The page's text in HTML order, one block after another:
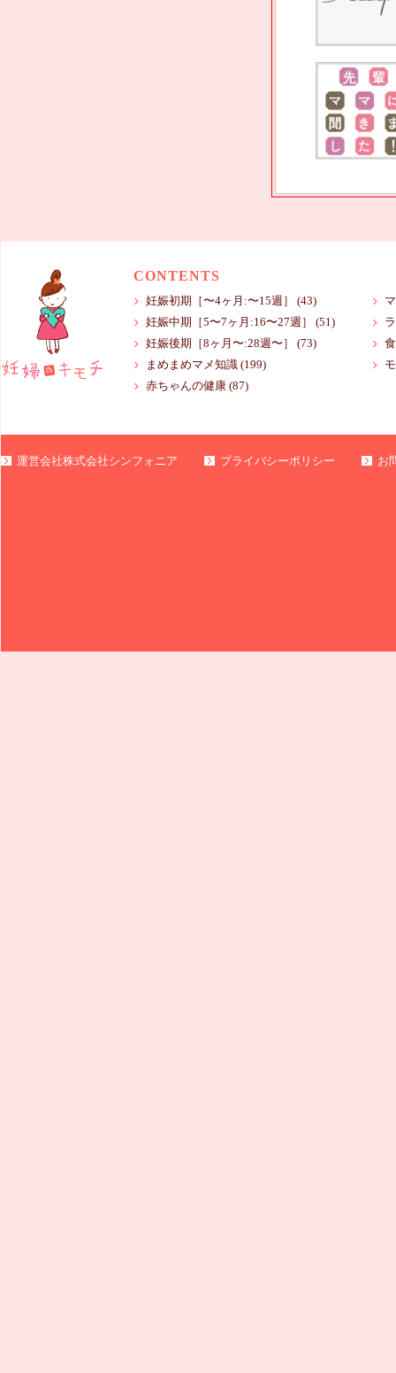
CONTENTS
妊娠初期［〜4ヶ月:〜15週］
(43)
妊娠中期［5〜7ヶ月:16〜27週］
(51)
妊娠後期［8ヶ月〜:28週〜］
(73)
まめまめマメ知識 (199)
赤ちゃんの健康 (87)
運営会社株式会社シンフォニア プライバシーポリシー お